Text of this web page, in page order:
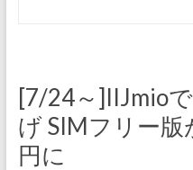
[7/24～]IIJmio
げ SIMフリー
円に